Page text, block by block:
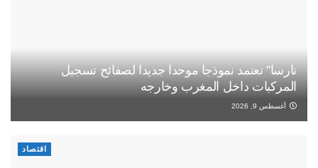
نارسا” تعتمد نموذجا موحدا جديدا لصفائح تسجيل
المركبات داخل المغرب وخارجه
أغسطس 9, 2026
اقتصاد